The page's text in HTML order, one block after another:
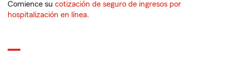
Comience su cotización de seguro de ingresos por
hospitalización en línea.